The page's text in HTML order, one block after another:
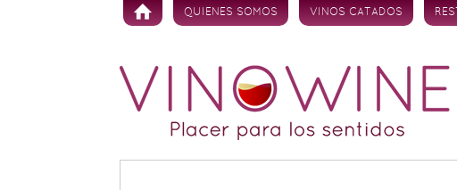
Skip to content
QUIENES SOMOS VINOS CATADOS